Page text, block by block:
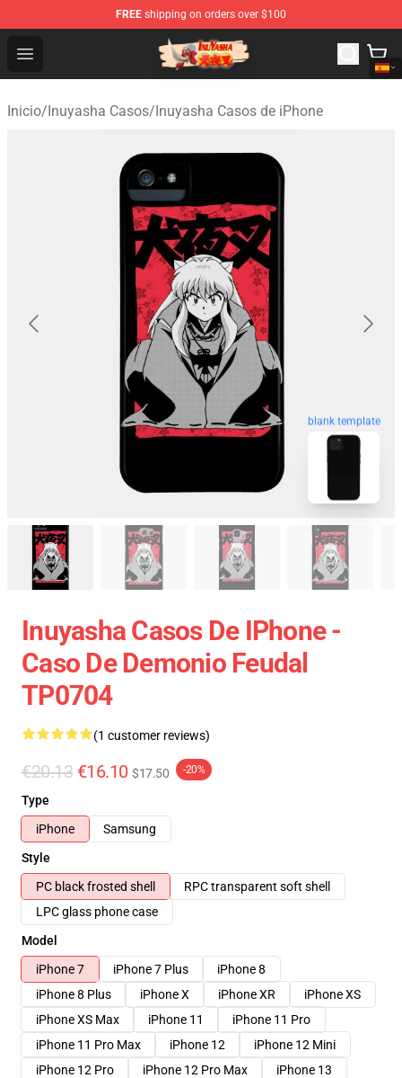
FREE shipping on orders over $100
Open menu
Inuyasha Store - Official Inuyasha Merchandise Shop
Inicio/Inuyasha Casos/Inuyasha Casos de iPhone
blank template
Inuyasha Casos De IPhone -
Caso De Demonio Feudal
TP0704
(1 customer reviews)
€20.13 €16.10 $17.50 -20%
Type
iPhone
Samsung
Style
PC black frosted shell
RPC transparent soft shell
LPC glass phone case
Model
iPhone 7
iPhone 7 Plus
iPhone 8
iPhone 8 Plus
iPhone X iPhone XR
iPhone XS
iPhone XS Max
iPhone 11
iPhone 11 Pro
iPhone 11 Pro Max
iPhone 12
iPhone 12 Mini
iPhone 12 Pro
iPhone 12 Pro Max
iPhone 13